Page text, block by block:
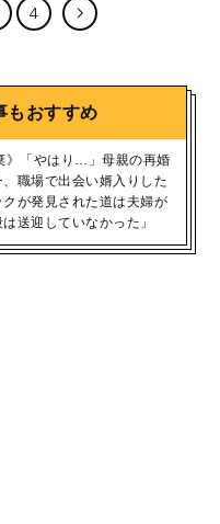
4
もおすすめ
》「やはり…」母親の再婚
職場で出会い婿入りした
が発見された道は夫婦が
送迎していなかった」